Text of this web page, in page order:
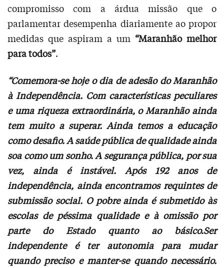
compromisso com a árdua missão que o
parlamentar desempenha diariamente ao propor
medidas que aspiram a um “Maranhão melhor
para todos”.
“Comemora-se hoje o dia de adesão do Maranhão
à Independência. Com características peculiares
e uma riqueza extraordinária, o Maranhão ainda
tem muito a superar. Ainda temos a educação
como desafio. A saúde pública de qualidade ainda
soa como um sonho. A segurança pública, por sua
vez, ainda é instável. Após 192 anos de
independência, ainda encontramos requintes de
submissão social. O pobre ainda é submetido às
escolas de péssima qualidade e à omissão por
parte do Estado quanto ao básico.Ser
independente é ter autonomia para mudar
quando preciso e manter-se quando necessário.